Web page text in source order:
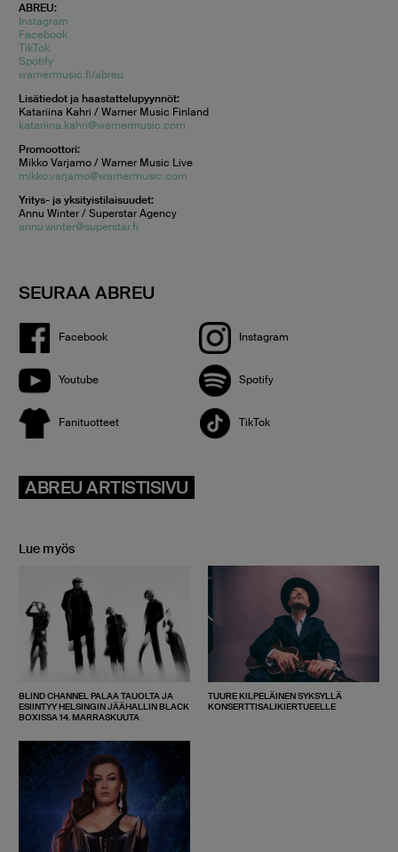
ABREU:
Instagram
Facebook
TikTok
Spotify
warnermusic.fi/abreu
Lisätiedot ja haastattelupyynnöt:
Katariina Kahri / Warner Music Finland
katariina.kahri@warnermusic.com
Promoottori:
Mikko Varjamo / Warner Music Live
mikko.varjamo@warnermusic.com
Yritys- ja yksityistilaisuudet:
Annu Winter / Superstar Agency
annu.winter@superstar.fi
SEURAA ABREU
Facebook Instagram
Youtube Spotify
Fanituotteet TikTok
ABREU ARTISTISIVU
Lue myös
BLIND CHANNEL PALAA TAUOLTA JA
ESIINTYY HELSINGIN JÄÄHALLIN BLACK
BOXISSA 14. MARRASKUUTA
TUURE KILPELÄINEN SYKSYLLÄ
KONSERTTISALIKIERTUEELLE